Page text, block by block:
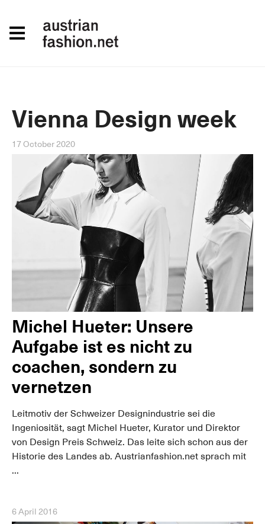
Vienna Design week
17 October 2020
Michel Hueter: Unsere
Aufgabe ist es nicht zu
coachen, sondern zu
vernetzen
Leitmotiv der Schweizer Designindustrie sei die
Ingeniosität, sagt Michel Hueter, Kurator und Direktor
von Design Preis Schweiz. Das leite sich schon aus der
Historie des Landes ab. Austrianfashion.net sprach mit
...
6 April 2016